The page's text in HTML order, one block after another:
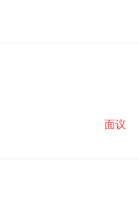
面议